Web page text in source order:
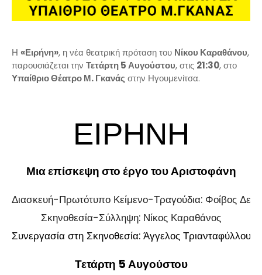
Η «Ειρήνη», η νέα θεατρική πρόταση του Νίκου Καραθάνου,
παρουσιάζεται την Τετάρτη 5 Αυγούστου, στις 21:30, στο
Υπαίθριο Θέατρο Μ. Γκανάς στην Ηγουμενίτσα.
ΕΙΡΗΝΗ
Μια επίσκεψη στο έργο του Αριστοφάνη
Διασκευή-Πρωτότυπο Κείμενο-Τραγούδια: Φοίβος
Σκηνοθεσία-Σύλληψη: Νίκος Καραθάνος
Συνεργασία στη Σκηνοθεσία: Άγγελος Τριανταφύλλου
Τετάρτη 5 Αυγούστου